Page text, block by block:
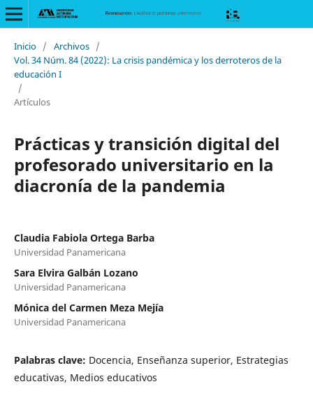
Inicio / Archivos /
Vol. 34 Núm. 84 (2022): La crisis pandémica y los derroteros de la
educación I
/
Artículos
Prácticas y transición digital del
profesorado universitario en la
diacronía de la pandemia
Claudia Fabiola Ortega Barba
Universidad Panamericana
Sara Elvira Galbán Lozano
Universidad Panamericana
Mónica del Carmen Meza Mejía
Universidad Panamericana
Palabras clave: Docencia, Enseñanza superior, Estrategias
educativas, Medios educativos